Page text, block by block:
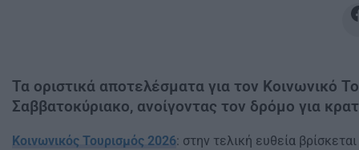
Τα οριστικά αποτελέσματα για τον Κοινωνικό
Σαββατοκύριακο, ανοίγοντας τον δρόμο για
Κοινωνικός Τουρισμός 2026: στην τελική ευθεία